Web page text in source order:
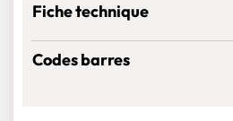
Fiche technique
Codes barres